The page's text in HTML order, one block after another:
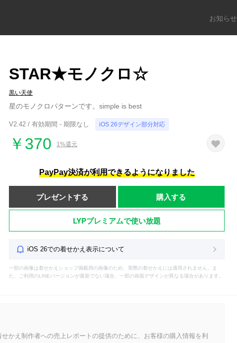
お知らせ
STAR★モノクロ☆
黒い天使
星のモノクロパターンです。simple is best
V2.42 / 有効期間 - 期限なし iOS 26デザイン部分対応
￥370 1%還元
PayPay決済が利用できるようになりました
プレゼントする 購入する
LYPプレミアムで使い放題
iOS 26での着せかえ表示について
一部の画像は着せかえショップ掲載用の画像のため、実際の着せかえには適用されません。ま
た、ご利用のLINEバージョンが最新でない場合、一部の画面デザインが異なる場合があります。
かえ制作者への売上レポートの提供のために、お客様の購入情報を利